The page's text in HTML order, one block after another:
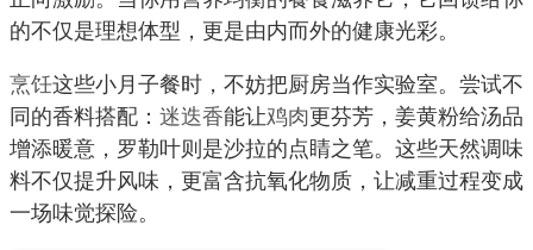
的不仅是理想体型，更是由内而外的健康光彩。
烹饪这些小月子餐时，不妨把厨房当作实验室。尝试不
同的香料搭配： 迷迭香能让鸡肉更芬芳，姜黄粉给汤品
增添暖意，罗勒叶则是沙拉的点睛之笔。这些天然调味
料不仅提升风味，更富含抗氧化物质，让减重过程变成
一场味觉探险。